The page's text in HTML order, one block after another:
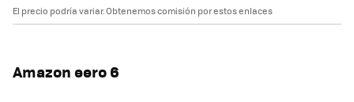
El precio podría variar. Obtenemos comisión por estos enlaces
Amazon eero 6